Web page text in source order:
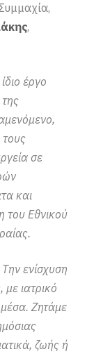
,
έργο
σε
και
του Εθνικού
ενίσχυση
ιατρικό
Ζητάμε
ζωής ή